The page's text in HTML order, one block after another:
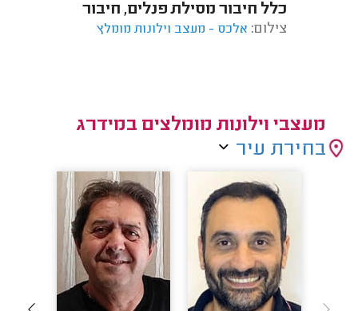
כלל חיבור מסילת פנלים, חיבור
מנוע חשמלי ופירוק מסילה ישנה.
צילום: אלכס - מעצב וילונות מומלץ
מעצבי וילונות מומלצים במידרג
בחירת עיר